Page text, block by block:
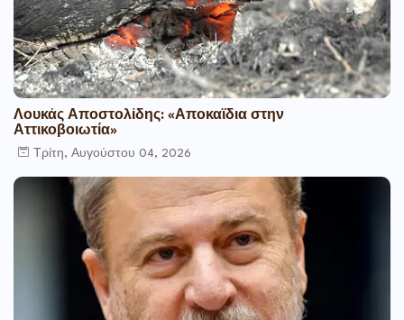
Λουκάς Αποστολίδης: «Αποκαϊδια στην
Αττικοβοιωτία»
Τρίτη, Αυγούστου 04, 2026